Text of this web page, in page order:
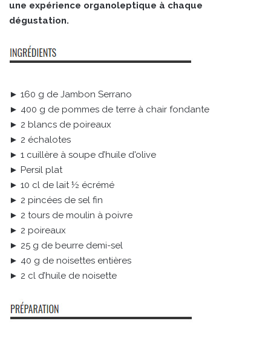
une expérience organoleptique à chaque
dégustation.
► 160 g de Jambon Serrano
► 400 g de pommes de terre à chair fondante
► 2 blancs de poireaux
► 2 échalotes
► 1 cuillère à soupe d’huile d'olive
► Persil plat
► 10 cl de lait ½ écrémé
► 2 pincées de sel fin
► 2 tours de moulin à poivre
► 2 poireaux
► 25 g de beurre demi-sel
► 40 g de noisettes entières
► 2 cl d’huile de noisette